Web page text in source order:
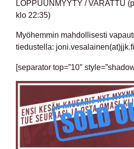
LOPPUUNMYYTY / VARATTU
klo 22:35)
Myöhemmin mahdollisesti
tiedustella: joni.vesalainen(at)jjk.fi
[separator top=”10″